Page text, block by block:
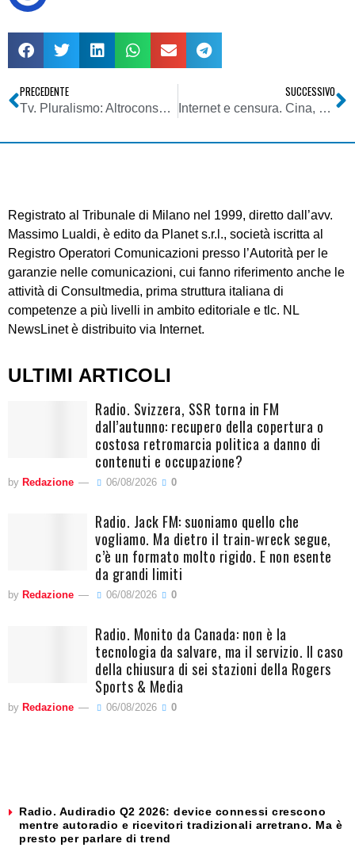
PRECEDENTE
Tv. Pluralismo: Altroconsumo contro Mediaset. Audizione Agcom
SUCCESSIVO
Internet e censura. Cina, a vent’anni da Tienanmen il governo vuole ancora che la scimmia non veda, non senta, non parli
Registrato al Tribunale di Milano nel 1999, diretto dall’avv.
Massimo Lualdi, è edito da Planet s.r.l., società iscritta al
Registro Operatori Comunicazioni presso l’Autorità per le
garanzie nelle comunicazioni, cui fanno riferimento anche le
attività di Consultmedia, prima struttura italiana di
competenze a più livelli in ambito editoriale e tlc. NL
NewsLinet è distribuito via Internet.
ULTIMI ARTICOLI
Radio. Svizzera, SSR torna in FM
dall’autunno: recupero della copertura o
costosa retromarcia politica a danno di
contenuti e occupazione?
by Redazione 06/08/2026 0
Radio. Jack FM: suoniamo quello che
vogliamo. Ma dietro il train-wreck segue,
c’è un formato molto rigido. E non esente
da grandi limiti
by Redazione 06/08/2026 0
Radio. Monito da Canada: non è la
tecnologia da salvare, ma il servizio. Il caso
della chiusura di sei stazioni della Rogers
Sports & Media
by Redazione 06/08/2026 0
Radio. Audiradio Q2 2026: device connessi crescono
mentre autoradio e ricevitori tradizionali arretrano. Ma è
presto per parlare di trend